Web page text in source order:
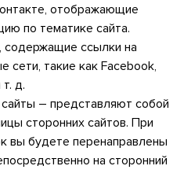
отображающие
по тематике сайта.
содержащие ссылки на
сети, такие как Facebook,
д.
– представляют собой
сторонних сайтов. При
вы будете перенаправлены
на сторонний